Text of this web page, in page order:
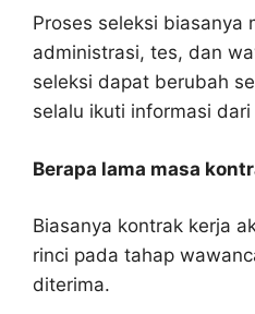
Proses seleksi biasanya
administrasi, tes, dan
seleksi dapat berubah
selalu ikuti informasi
Berapa lama masa
Biasanya kontrak kerja
rinci pada tahap
diterima.